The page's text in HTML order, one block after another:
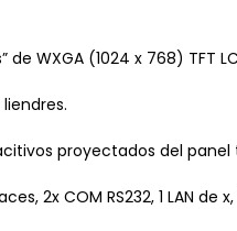
de WXGA (1024 x 768) TFT
liendres.
proyectados del panel
2x COM RS232, 1 LAN de